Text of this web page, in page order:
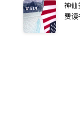
神仙
费读